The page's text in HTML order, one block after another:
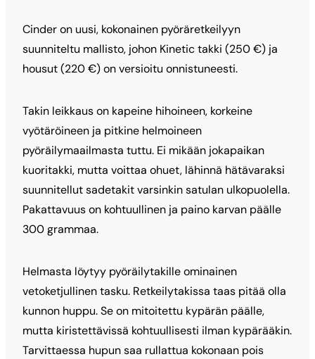
Cinder on uusi, kokonainen pyöräretkeilyyn
suunniteltu mallisto, johon Kinetic takki (250 €) ja
housut (220 €) on versioitu onnistuneesti.
Takin leikkaus on kapeine hihoineen, korkeine
vyötäröineen ja pitkine helmoineen
pyöräilymaailmasta tuttu. Ei mikään jokapaikan
kuoritakki, mutta voittaa ohuet, lähinnä hätävaraksi
suunnitellut sadetakit varsinkin satulan ulkopuolella.
Pakattavuus on kohtuullinen ja paino karvan päälle
300 grammaa.
Helmasta löytyy pyöräilytakille ominainen
vetoketjullinen tasku. Retkeilytakissa taas pitää olla
kunnon huppu. Se on mitoitettu kypärän päälle,
mutta kiristettävissä kohtuullisesti ilman kypärääkin.
Tarvittaessa hupun saa rullattua kokonaan pois